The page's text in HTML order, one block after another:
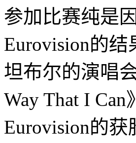
参加比赛纯是
Eurovision的
坦布尔的演唱
Way That I
Eurovision的获